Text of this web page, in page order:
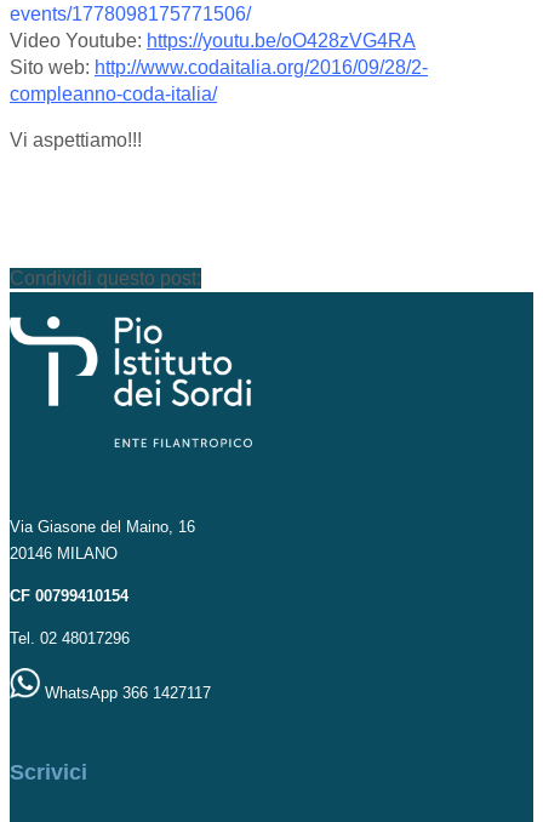
events/1778098175771506/
Video Youtube: https://youtu.be/oO428zVG4RA
Sito web: http://www.codaitalia.org/2016/09/28/2-
compleanno-coda-italia/
Vi aspettiamo!!!
Condividi questo post:
Via Giasone del Maino, 16
20146 MILANO
CF 00799410154
Tel. 02 48017296
WhatsApp 366 1427117
Scrivici